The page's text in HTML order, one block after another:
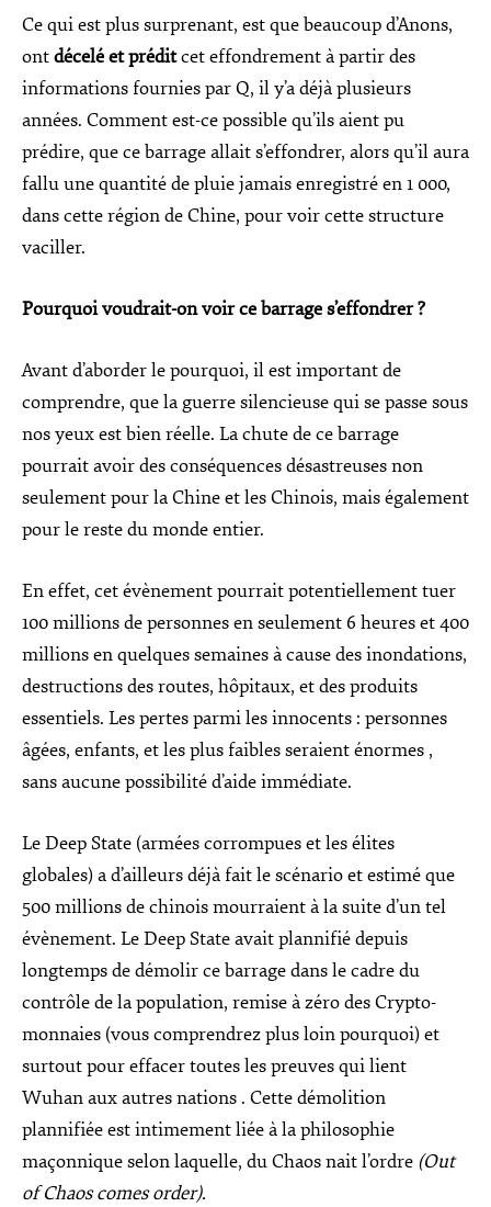
Ce qui est plus surprenant, est que beaucoup d’Anons,
ontdécelé et préditcet effondrement à partir des
informations fournies par Q, il y’a déjà plusieurs
années. Comment est-ce possible qu’ils aient pu
prédire, que ce barrage allait s’effondrer, alors qu’il aura
fallu une quantité de pluie jamais enregistré en 1 000,
dans cette région de Chine, pour voir cette structure
vaciller.
Pourquoi voudrait-on voir ce barrage s’effondrer ?
Avant d’aborder le pourquoi, il est important de
comprendre, que la guerre silencieuse qui se passe sous
nos yeux est bien réelle. La chute de ce barrage
pourrait avoir des conséquences désastreuses non
seulement pour la Chine et les Chinois, mais également
pour le reste du monde entier.
En effet, cet évènement pourrait potentiellement tuer
100 millions de personnes en seulement 6 heures et 400
millions en quelques semaines à cause des inondations,
destructions des routes, hôpitaux, et des produits
essentiels. Les pertes parmi les innocents : personnes
âgées, enfants, et les plus faibles seraient énormes ,
sans aucune possibilité d’aide immédiate.
Le Deep State (armées corrompues et les élites
globales) a d’ailleurs déjà fait le scénario et estimé que
500 millions de chinois mourraient à la suite d’un tel
évènement. Le Deep State avait plannifié depuis
longtemps de démolir ce barrage dans le cadre du
contrôle de la population, remise à zéro des Crypto-
monnaies (vous comprendrez plus loin pourquoi) et
surtout pour effacer toutes les preuves qui lient
Wuhan aux autres nations . Cette démolition
plannifiée est intimement liée à la philosophie
maçonnique selon laquelle, du Chaos nait l’ordre (Out
of Chaos comes order).